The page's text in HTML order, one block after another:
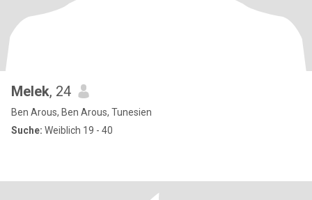
Melek, 24
Ben Arous, Ben Arous, Tunesien
Suche: Weiblich 19 - 40